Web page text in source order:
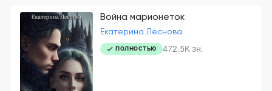
Война марионеток
Екатерина Леснова
ПОЛНОСТЬЮ 472.5K зн.